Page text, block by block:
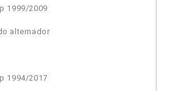
1999/2009
alternador
1994/2017